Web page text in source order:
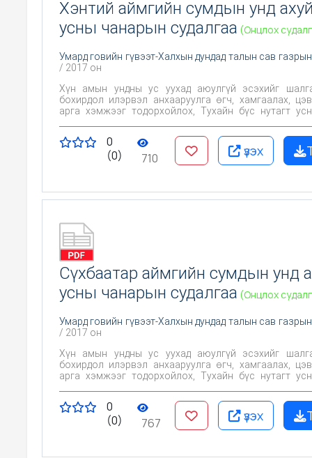
Хэнтий аймгийн сумдын унд
усны чанарын судалгаа (Онцлох
Умард говийн гүвээт-Халхын дундад талын сав
/ 2017 он
Хүн амын ундны ус уухад аюулгүй эсэхийг шалгах,
бохирдол илэрвэл анхааруулга өгч, хамгаалах,
арга хэмжээг тодорхойлох, Тухайн бүс нутагт усны чанарт
0
(0)
710 үзэх
Сүхбаатар аймгийн сумдын унд
усны чанарын судалгаа (Онцлох
Умард говийн гүвээт-Халхын дундад талын сав
/ 2017 он
Хүн амын ундны ус уухад аюулгүй эсэхийг шалгах,
бохирдол илэрвэл анхааруулга өгч, хамгаалах,
арга хэмжээг тодорхойлох, Тухайн бүс нутагт усны чанарт
0
(0)
767 үзэх